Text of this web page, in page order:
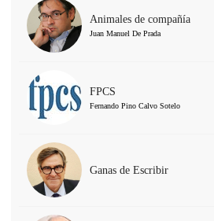
Animales de compañía
Juan Manuel De Prada
FPCS
Fernando Pino Calvo Sotelo
Ganas de Escribir